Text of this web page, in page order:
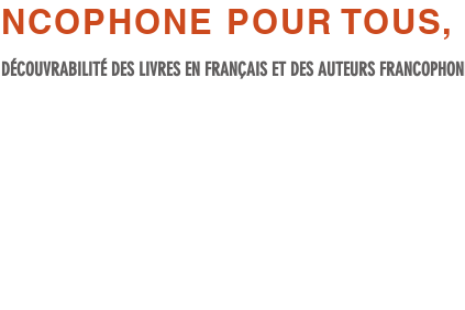
POUR
DES LIVRES EN FRANÇAIS ET DES AUTEURS